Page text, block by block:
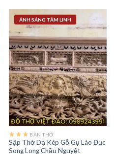
ÁNH SÁNG TÂM LINH
BÀN THỜ
Sập Thờ Dạ Kép Gỗ Gụ Lào Đục
Song Long Chầu Nguyệt